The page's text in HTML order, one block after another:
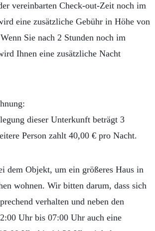
vereinbarten Check-out-Zeit noch im
eine zusätzliche Gebühr in Höhe von
Sie nach 2 Stunden noch im
Ihnen eine zusätzliche Nacht
dieser Unterkunft beträgt 3
Person zahlt 40,00 € pro Nacht.
dem Objekt, um ein größeres Haus in
wohnen. Wir bitten darum, dass sich
verhalten und neben den
Uhr bis 07:00 Uhr auch eine